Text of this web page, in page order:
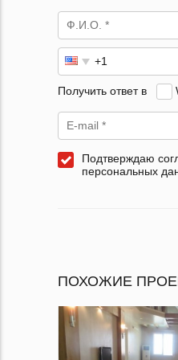
Получить ответ в
Подтверждаю
персональных
ПОХОЖИЕ